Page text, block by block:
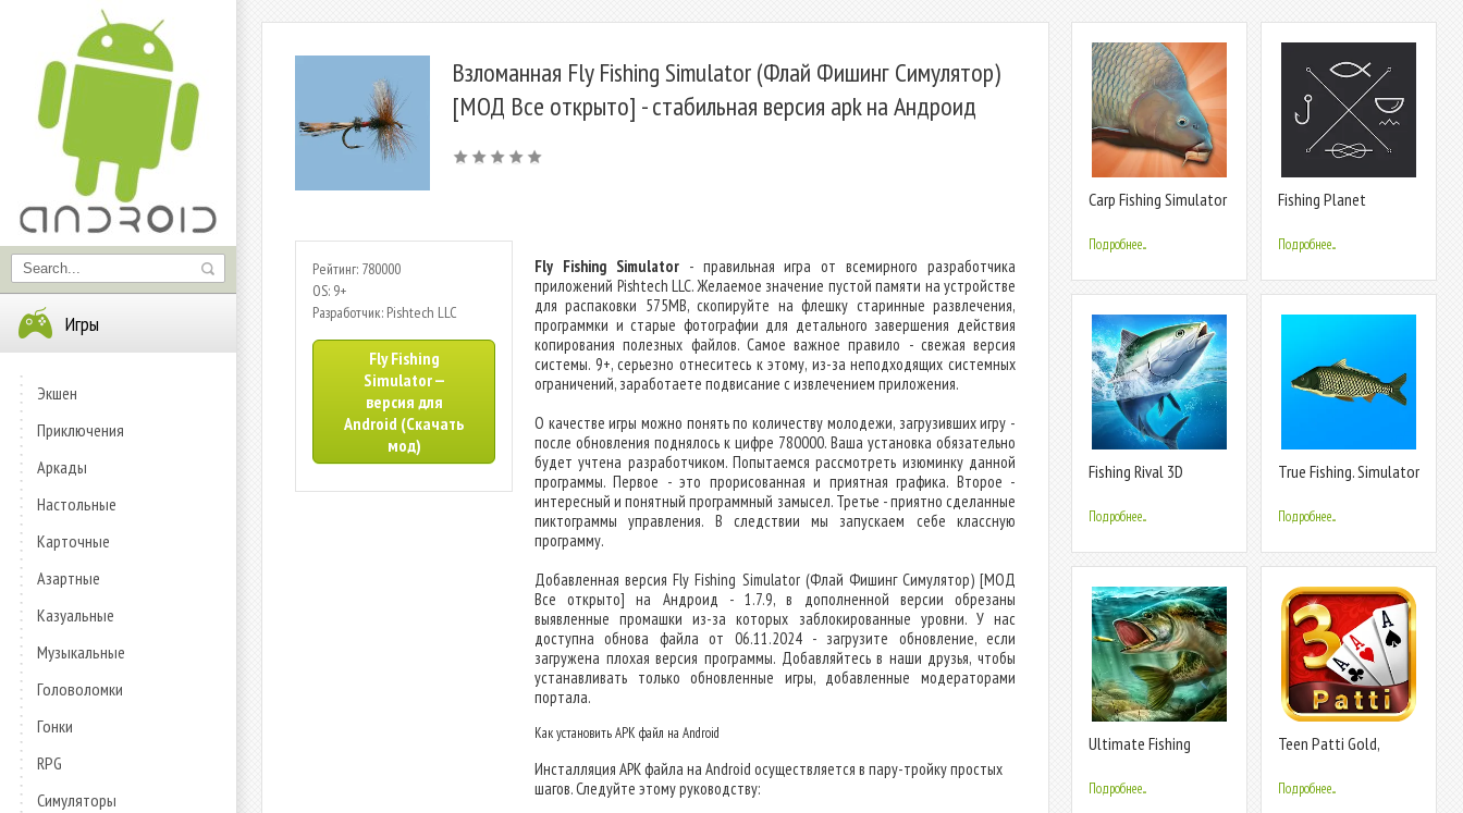
Игры
Экшен
Приключения
Аркады
Настольные
Карточные
Азартные
Казуальные
Музыкальные
Головоломки
Гонки
RPG
Симуляторы
Взломанная Fly Fishing Simulator (Флай Фишинг Симулятор)
[МОД Все открыто] - стабильная версия apk на Андроид
Рейтинг: 780000
OS: 9+
Разработчик: Pishtech LLC
Fly Fishing
Simulator —
версия для
Android (Скачать
мод)
Fly Fishing Simulator- правильная игра от всемирного разработчика
приложений Pishtech LLC. Желаемое значение пустой памяти на устройстве
для распаковки 575MB, скопируйте на флешку старинные развлечения,
программки и старые фотографии для детального завершения действия
копирования полезных файлов. Самое важное правило - свежая версия
системы. 9+, серьезно отнеситесь к этому, из-за неподходящих системных
ограничений, заработаете подвисание с извлечением приложения.
О качестве игры можно понять по количеству молодежи, загрузивших игру -
после обновления поднялось к цифре 780000. Ваша установка обязательно
будет учтена разработчиком. Попытаемся рассмотреть изюминку данной
программы. Первое - это прорисованная и приятная графика. Второе -
интересный и понятный программный замысел. Третье - приятно сделанные
пиктограммы управления. В следствии мы запускаем себе классную
программу.
Добавленная версия Fly Fishing Simulator (Флай Фишинг Симулятор) [МОД
Все открыто] на Андроид - 1.7.9, в дополненной версии обрезаны
выявленные промашки из-за которых заблокированные уровни. У нас
доступна обнова файла от 06.11.2024 - загрузите обновление, если
загружена плохая версия программы. Добавляйтесь в наши друзья, чтобы
устанавливать только обновленные игры, добавленные модераторами
портала.
Как установить APK файл на Android
Инсталляция APK файла на Android осуществляется в пару-тройку простых
шагов. Следуйте этому руководству:
Carp Fishing Simulator
Подробнее...
Fishing Planet
Подробнее...
Fishing Rival 3D
Подробнее...
True Fishing. Simulator
Подробнее...
Ultimate Fishing
Подробнее...
Teen Patti Gold,
Подробнее...